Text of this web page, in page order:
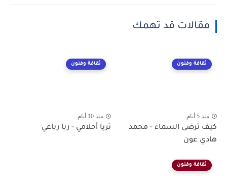
مقالات قد تهمك
ثقافة وفنون
منذ 5 أيام
كيف ترضى السماء - محمد
هادي عون
ثقافة وفنون
منذ 10 أيام
ثريا أحلامي - ربا رباعي
ثقافة وفنون